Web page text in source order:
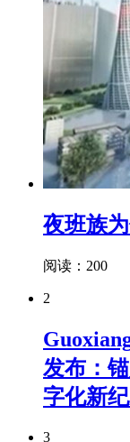
夜班族
阅读：200
2
发布：
字化新
3